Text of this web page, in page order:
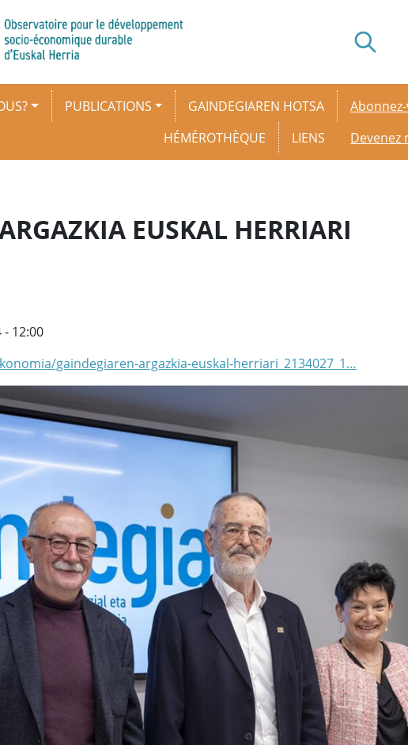
PUBLICATIONS
GAINDEGIAREN HOTSA
HÉMÉROTHÈQUE
LIENS
Devenez
EUSKAL HERRIARI
12:00
gaindegiaren-argazkia-euskal-herriari_2134027_1…